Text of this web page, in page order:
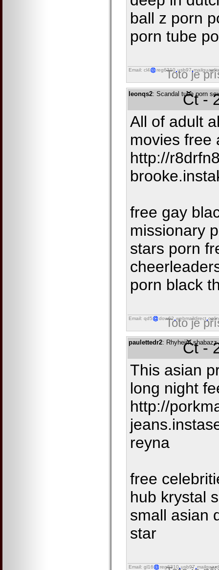
ball z porn
porn tube
Email: cl4 reg6310 usb97
Toto je
leonqs2: Scandal tube porn
Čt -
All of adult
movies free
http://
free gay
missionary
stars porn
porn black
Email: qd5 dow62 webmaildirect
Toto je
paulettedr2: RhyheimČt -
This asian
long night
http://
reyna
free
hub krystal
small asian
star
Email: gl16 reg6310 usb97